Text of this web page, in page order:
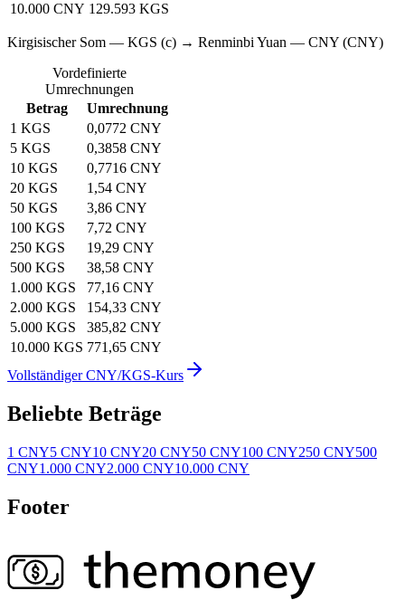
10.000 CNY 129.593 KGS
Kirgisischer Som — KGS (с) → Renminbi Yuan — CNY (CNY)
Vordefinierte
Umrechnungen
Betrag
Umrechnung
1 KGS
0,0772 CNY
5 KGS
0,3858 CNY
10 KGS
0,7716 CNY
20 KGS
1,54 CNY
50 KGS
3,86 CNY
100 KGS
7,72 CNY
250 KGS
19,29 CNY
500 KGS
38,58 CNY
1.000 KGS
77,16 CNY
2.000 KGS
154,33 CNY
5.000 KGS
385,82 CNY
10.000 KGS 771,65 CNY
Vollständiger CNY/KGS-Kurs
Beliebte Beträge
1 CNY5 CNY10 CNY20 CNY50 CNY100 CNY250 CNY500
CNY1.000 CNY2.000 CNY10.000 CNY
Footer